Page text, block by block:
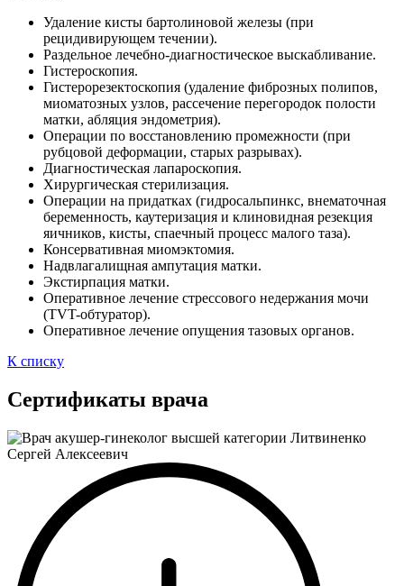
Удаление кисты бартолиновой железы (при
рецидивирующем течении).
Раздельное лечебно-диагностическое выскабливание.
Гистероскопия.
Гистерорезектоскопия (удаление фиброзных полипов,
миоматозных узлов, рассечение перегородок полости
матки, абляция эндометрия).
Операции по восстановлению промежности (при
рубцовой деформации, старых разрывах).
Диагностическая лапароскопия.
Хирургическая стерилизация.
Операции на придатках (гидросальпинкс, внематочная
беременность, каутеризация и клиновидная резекция
яичников, кисты, спаечный процесс малого таза).
Консервативная миомэктомия.
Надвлагалищная ампутация матки.
Экстирпация матки.
Оперативное лечение стрессового недержания мочи
(TVT-обтуратор).
Оперативное лечение опущения тазовых органов.
К списку
Сертификаты врача